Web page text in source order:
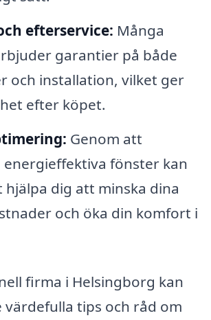
efterservice: Många
garantier på både
och installation, vilket ger
efter köpet.
Genom att
energieffektiva fönster kan
dig att minska dina
och öka din komfort i
firma i Helsingborg kan
värdefulla tips och råd om